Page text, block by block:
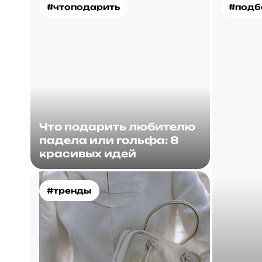
#чтоподарить
Что подарить любителю
падела или гольфа: 8
красивых идей
#тренды